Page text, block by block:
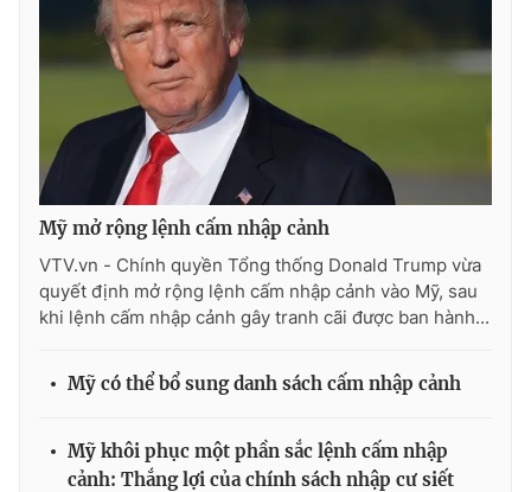
THỜI BÁO VTV
Theo dõi báo trên
Cơ quan chủ quản:Đài Truyền hình Việt Nam
Cơ quan báo chí:Thời báo VTV
cấp ngày 29/12/2023
Phó Tổng Biên tập:Nguyễn Thị Mỹ Hạnh, Phạm Quốc Thắng,
Nguyễn Trọng Ninh
Mỹ mở rộng lệnh cấm nhập cảnh
VTV.vn - Chính quyền Tổng thống Donald Trump vừa
quyết định mở rộng lệnh cấm nhập cảnh vào Mỹ, sau
khi lệnh cấm nhập cảnh gây tranh cãi được ban hành...
Mỹ có thể bổ sung danh sách cấm nhập cảnh
Mỹ khôi phục một phần sắc lệnh cấm nhập
cảnh: Thắng lợi của chính sách nhập cư siết